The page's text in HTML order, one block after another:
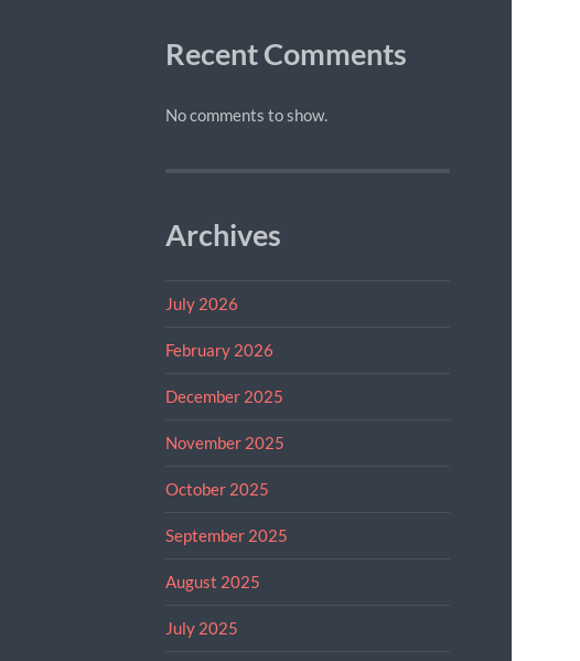
Recent Comments
No comments to show.
Archives
July 2026
February 2026
December 2025
November 2025
October 2025
September 2025
August 2025
July 2025